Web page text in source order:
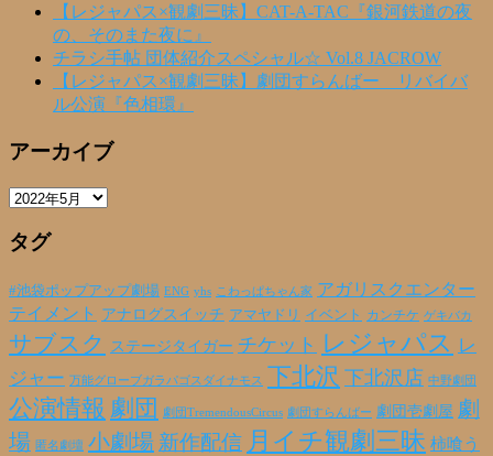
【レジャパス×観劇三昧】CAT-A-TAC『銀河鉄道の夜
の、そのまた夜に』
チラシ手帖 団体紹介スペシャル☆ Vol.8 JACROW
【レジャパス×観劇三昧】劇団すらんばー リバイバ
ル公演『色相環』
アーカイブ
ア
カ
ブ
タグ
#池袋ポップアップ劇場 ENG yhs こわっぱちゃん家 アガリスクエンター
テイメント アナログスイッチ アマヤドリ イベント カンチケ ゲキバカ
サブスク ステージタイガー チケット レジャパス レ
ジャー 万能グローブガラパゴスダイナモス 下北沢 下北沢店 中野劇団
公演情報 劇団 劇団TremendousCircus 劇団すらんばー 劇団壱劇屋 劇
場 匿名劇壇 小劇場 新作配信 月イチ観劇三昧 柿喰う